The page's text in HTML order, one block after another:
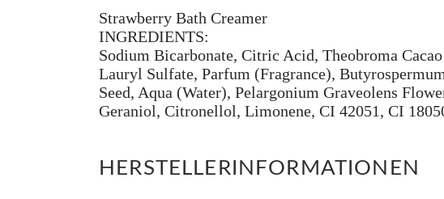
Strawberry Bath Creamer
INGREDIENTS:
Sodium Bicarbonate, Citric Acid, Theobroma
Lauryl Sulfate, Parfum (Fragrance),
Seed, Aqua (Water), Pelargonium Graveolens
Geraniol, Citronellol, Limonene, CI 42051, CI
HERSTELLERINFORMATIONEN